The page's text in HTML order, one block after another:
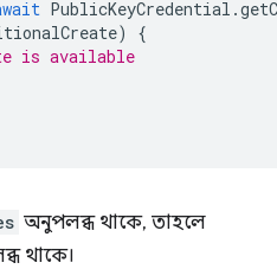
PublicKeyCredential .
)
{
is available
অনুপলব্ধ থাকে, তাহলে
থাকে।